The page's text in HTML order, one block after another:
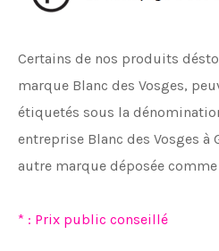
Certains de nos produits
marque Blanc des Vosges,
étiquetés sous la
entreprise Blanc des Vosges à
autre marque déposée
* : Prix public conseillé